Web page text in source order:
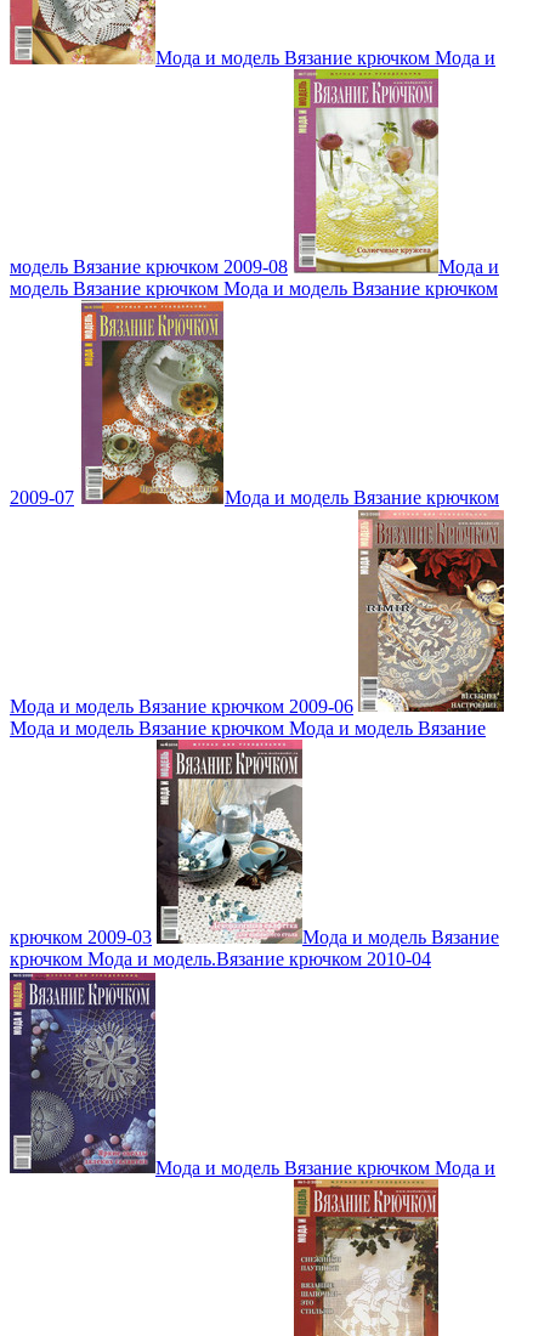
Мода и модель Вязание крючком Мода и
модель Вязание крючком 2009-08
Мода и
модель Вязание крючком Мода и модель Вязание крючком
2009-07 Мода и модель Вязание крючком
Мода и модель Вязание крючком 2009-06
Мода и модель Вязание крючком Мода и модель Вязание
крючком 2009-03
Мода и модель Вязание
крючком Мода и модель.Вязание крючком 2010-04
Мода и модель Вязание крючком Мода и